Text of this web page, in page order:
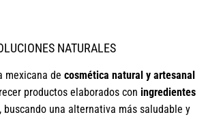
NATURALES
mexicana de cosmética natural y artesanal
productos elaborados con ingredientes
buscando una alternativa más saludable y